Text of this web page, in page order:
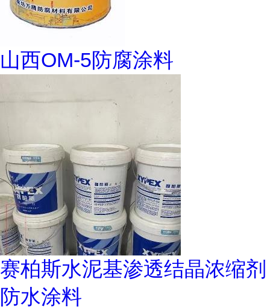
山西OM-5防腐涂料
赛柏斯水泥基渗透结晶浓缩剂
防水涂料